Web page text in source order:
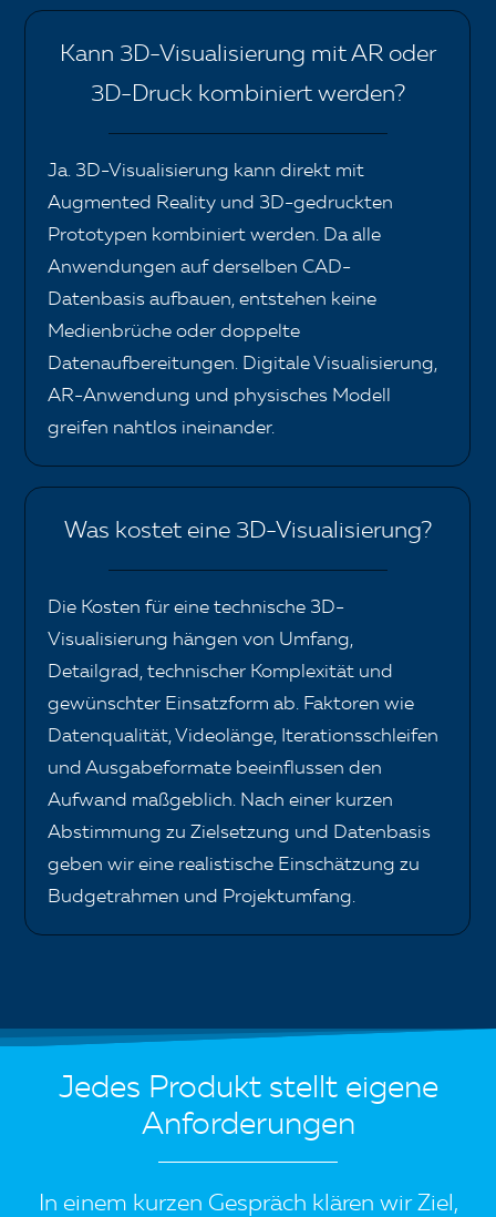
Kann 3D-Visualisierung mit AR oder
3D-Druck kombiniert werden?
Ja. 3D-Visualisierung kann direkt mit
Augmented Reality und 3D-gedruckten
Prototypen kombiniert werden. Da alle
Anwendungen auf derselben CAD-
Datenbasis aufbauen, entstehen keine
Medienbrüche oder doppelte
Datenaufbereitungen. Digitale Visualisierung,
AR-Anwendung und physisches Modell
greifen nahtlos ineinander.
Was kostet eine 3D-Visualisierung?
Die Kosten für eine technische 3D-
Visualisierung hängen von Umfang,
Detailgrad, technischer Komplexität und
gewünschter Einsatzform ab. Faktoren wie
Datenqualität, Videolänge, Iterationsschleifen
und Ausgabeformate beeinflussen den
Aufwand maßgeblich. Nach einer kurzen
Abstimmung zu Zielsetzung und Datenbasis
geben wir eine realistische Einschätzung zu
Budgetrahmen und Projektumfang.
Jedes Produkt stellt eigene
Anforderungen
In einem kurzen Gespräch klären wir Ziel,